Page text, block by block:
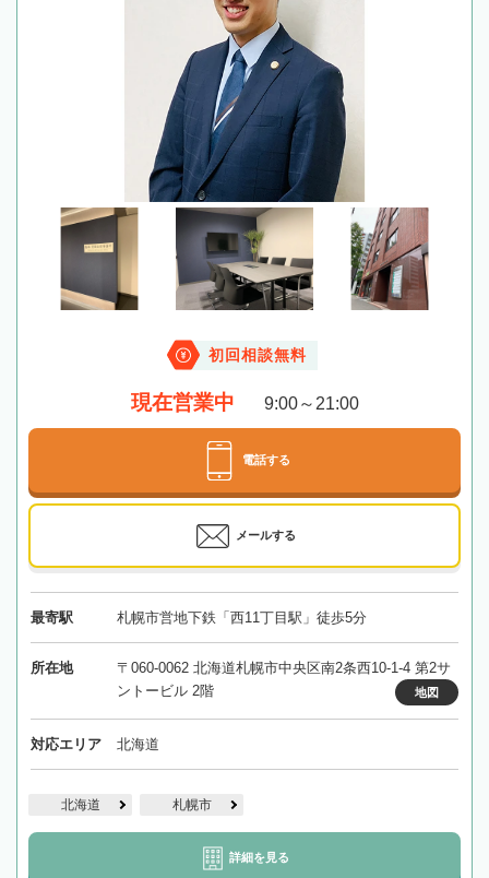
初回相談無料
現在営業中 9:00～21:00
電話する
メールする
最寄駅 札幌市営地下鉄「西11丁目駅」徒歩5分
所在地
〒060-0062 北海道札幌市中央区南2条西10-1-4 第2サ
ントービル 2階
地図
対応エリア 北海道
北海道 札幌市
詳細を見る